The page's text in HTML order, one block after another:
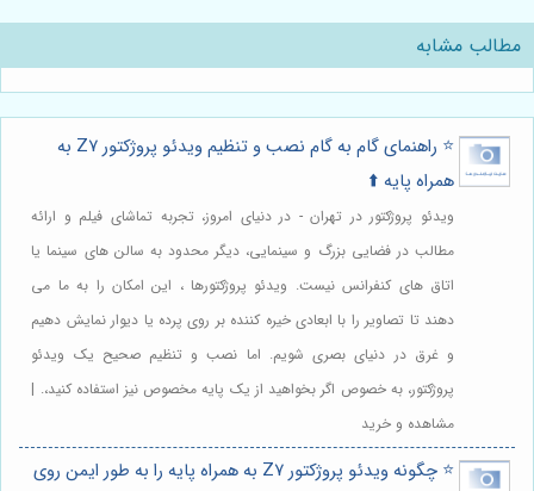
مطالب مشابه
⭐️ راهنمای گام به گام نصب و تنظیم ویدئو پروژکتور Z7 به
همراه پایه ⬆️
ویدئو پروژکتور در تهران - در دنیای امروز، تجربه تماشای فیلم و ارائه
مطالب در فضایی بزرگ و سینمایی، دیگر محدود به سالن های سینما یا
اتاق های کنفرانس نیست. ویدئو پروژکتورها ، این امکان را به ما می
دهند تا تصاویر را با ابعادی خیره کننده بر روی پرده یا دیوار نمایش دهیم
و غرق در دنیای بصری شویم. اما نصب و تنظیم صحیح یک ویدئو
پروژکتور، به خصوص اگر بخواهید از یک پایه مخصوص نیز استفاده کنید،. |
مشاهده و خرید
⭐️ چگونه ویدئو پروژکتور Z7 به همراه پایه را به طور ایمن روی